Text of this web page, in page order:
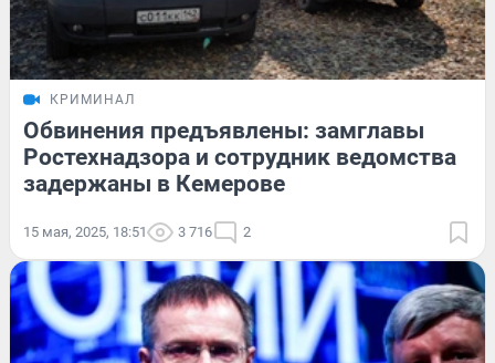
КРИМИНАЛ
Обвинения предъявлены: замглавы
Ростехнадзора и сотрудник ведомства
задержаны в Кемерове
15 мая, 2025, 18:51 3 716 2